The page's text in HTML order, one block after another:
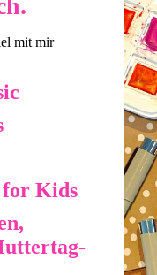
mit mir
for Kids